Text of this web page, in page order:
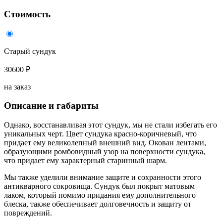
Стоимость
Старый сундук
30600 ₽
на заказ
Описание и габариты
Однако, восстанавливая этот сундук, мы не стали избегать его
уникальных черт. Цвет сундука красно-коричневый, что
придает ему великолепный внешний вид. Окован лентами,
образующими ромбовидный узор на поверхности сундука,
что придает ему характерный старинный шарм.
Мы также уделили внимание защите и сохранности этого
антикварного сокровища. Сундук был покрыт матовым
лаком, который помимо придания ему дополнительного
блеска, также обеспечивает долговечность и защиту от
повреждений.